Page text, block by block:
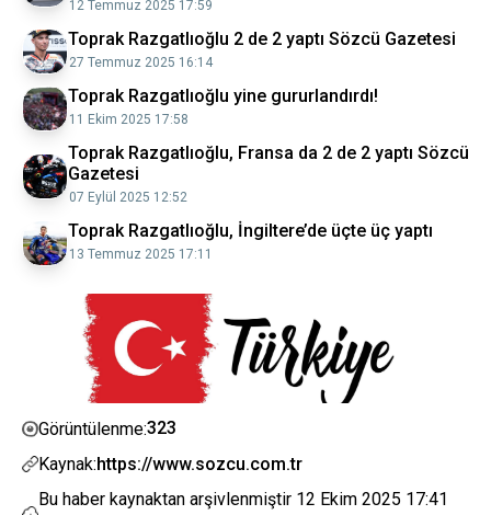
12 Temmuz 2025 17:59
Toprak Razgatlıoğlu 2 de 2 yaptı Sözcü Gazetesi
27 Temmuz 2025 16:14
Toprak Razgatlıoğlu yine gururlandırdı!
11 Ekim 2025 17:58
Toprak Razgatlıoğlu, Fransa da 2 de 2 yaptı Sözcü
Gazetesi
07 Eylül 2025 12:52
Toprak Razgatlıoğlu, İngiltere’de üçte üç yaptı
13 Temmuz 2025 17:11
Görüntülenme:323
Kaynak:https://www.sozcu.com.tr
Bu haber kaynaktan arşivlenmiştir 12 Ekim 2025 17:41